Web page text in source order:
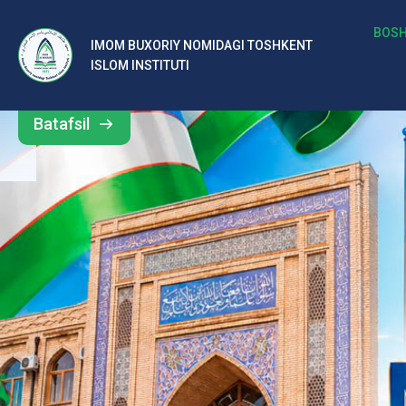
IMOM BUXORIY NOMIDAGI TOSHKENT
ISLOM INSTITUTI
b
al
ar
o‘
rt
a
si
d
Barcha
yangiliklar
Batafsil